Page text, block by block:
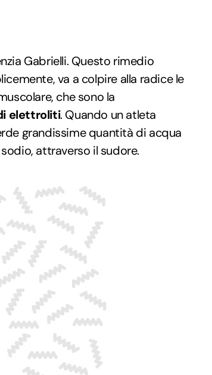
Gabrielli. Questo rimedio
va a colpire alla radice le
che sono la
elettroliti. Quando un atleta
grandissime quantità di acqua
attraverso il sudore.